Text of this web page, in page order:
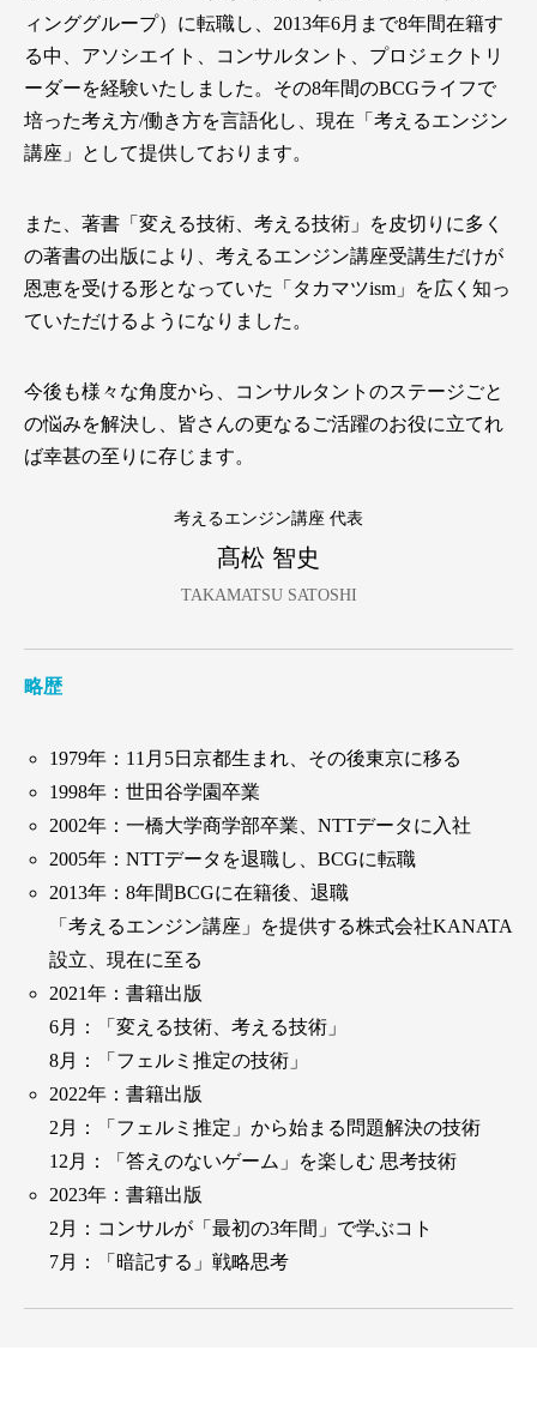
ィンググループ）に転職し、2013年6月まで8年間在籍す
る中、アソシエイト、コンサルタント、プロジェクトリ
ーダーを経験いたしました。その8年間のBCGライフで
培った考え方/働き方を言語化し、現在「考えるエンジン
講座」として提供しております。
また、著書「変える技術、考える技術」を皮切りに多く
の著書の出版により、考えるエンジン講座受講生だけが
恩恵を受ける形となっていた「タカマツism」を広く知っ
ていただけるようになりました。
今後も様々な角度から、コンサルタントのステージごと
の悩みを解決し、皆さんの更なるご活躍のお役に立てれ
ば幸甚の至りに存じます。
考えるエンジン講座 代表
髙松 智史
TAKAMATSU SATOSHI
略歴
1979年：11月5日京都生まれ、その後東京に移る
1998年：世田谷学園卒業
2002年：一橋大学商学部卒業、NTTデータに入社
2005年：NTTデータを退職し、BCGに転職
2013年：8年間BCGに在籍後、退職
「考えるエンジン講座」を提供する株式会社KANATA
設立、現在に至る
2021年：書籍出版
6月：「変える技術、考える技術」
8月：「フェルミ推定の技術」
2022年：書籍出版
2月：「フェルミ推定」から始まる問題解決の技術
12月：「答えのないゲーム」を楽しむ 思考技術
2023年：書籍出版
2月：コンサルが「最初の3年間」で学ぶコト
7月：「暗記する」戦略思考